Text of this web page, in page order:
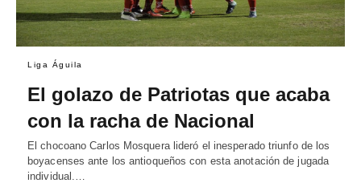
Liga Águila
El golazo de Patriotas que acaba
con la racha de Nacional
El chocoano Carlos Mosquera lideró el inesperado triunfo de los
boyacenses ante los antioqueños con esta anotación de jugada
individual.…